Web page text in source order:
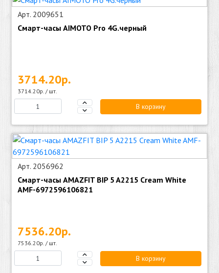
Арт. 2009651
Смарт-часы AIMOTO Pro 4G.черный
3714.20р.
3714.20р. / шт.
В корзину
Арт. 2056962
Смарт-часы AMAZFIT BIP 5 A2215 Cream White
AMF-6972596106821
7536.20р.
7536.20р. / шт.
В корзину